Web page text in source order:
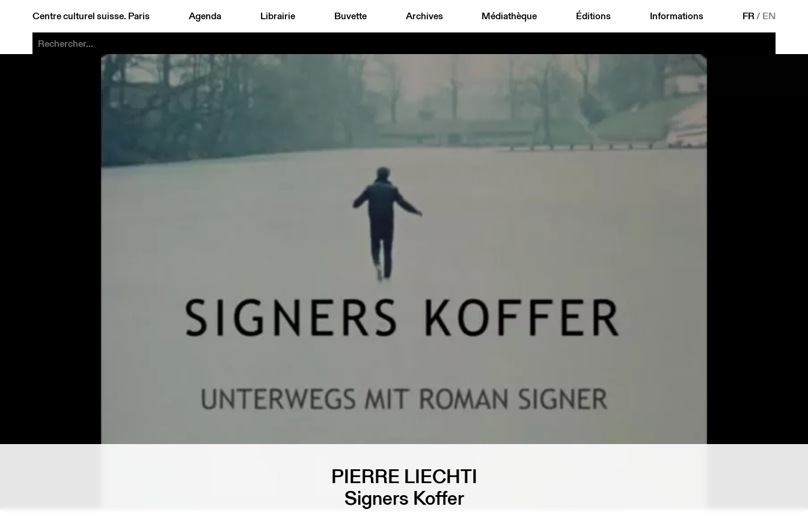
Centre culturel suisse. Paris Agenda Librairie Buvette Archives Médiathèque Éditions Informations FR/ EN
PIERRE LIECHTI
Signers Koffer